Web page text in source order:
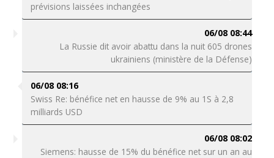
prévisions laissées inchangées
06/08 08:44
La Russie dit avoir abattu dans la nuit 605 drones
ukrainiens (ministère de la Défense)
06/08 08:16
Swiss Re: bénéfice net en hausse de 9% au 1S à 2,8
milliards USD
06/08 08:02
Siemens: hausse de 15% du bénéfice net sur un an au